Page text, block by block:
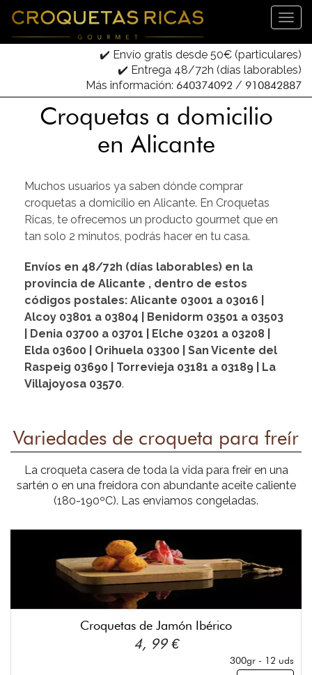
✔️ Envío gratis desde 50€ (particulares)
✔️ Entrega 48/72h (días laborables)
Más información: 640374092 / 910842887
Croquetas a domicilio
en Alicante
Muchos usuarios ya saben dónde comprar
croquetas a domicilio en Alicante. En Croquetas
Ricas, te ofrecemos un producto gourmet que en
tan solo 2 minutos, podrás hacer en tu casa.
Envíos en 48/72h (días laborables) en la
provincia de Alicante , dentro de estos
códigos postales: Alicante 03001 a 03016 |
Alcoy 03801 a 03804 | Benidorm 03501 a 03503
| Denia 03700 a 03701 | Elche 03201 a 03208 |
Elda 03600 | Orihuela 03300 | San Vicente del
Raspeig 03690 | Torrevieja 03181 a 03189 | La
Villajoyosa 03570.
Variedades de croqueta para freír
La croqueta casera de toda la vida para freir en una
sartén o en una freidora con abundante aceite caliente
(180-190ºC). Las enviamos congeladas.
Croquetas de Jamón Ibérico
4, 99 €
300gr - 12 uds